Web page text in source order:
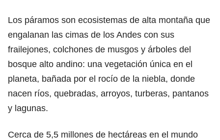
Los páramos son ecosistemas de alta montaña que
engalanan las cimas de los Andes con sus
frailejones, colchones de musgos y árboles del
bosque alto andino: una vegetación única en el
planeta, bañada por el rocío de la niebla, donde
nacen ríos, quebradas, arroyos, turberas, pantanos
y lagunas.
Cerca de 5,5 millones de hectáreas en el mundo